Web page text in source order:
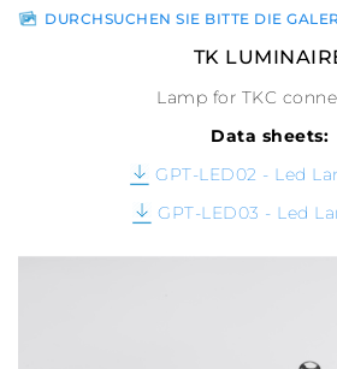
DURCHSUCHEN SIE BITTE DIE
TK
Lamp for TKC
Data sheets:
GPT-LED02 - Led
GPT-LED03 - Led